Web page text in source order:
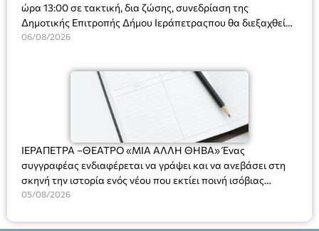
ώρα 13:00 σε τακτική, δια ζώσης, συνεδρίαση της
Δημοτικής Επιτροπής Δήμου Ιεράπετραςπου θα διεξαχθεί
στο Δημοτικό Κατάστημα, Δημοκρατίας 31 στην αίθουσα
και λήψη αποφάσεων στα παρακάτω θέματα:
06/08/2026
ΙΕΡΑΠΕΤΡΑ –ΘΕΑΤΡΟ «ΜΙΑ ΑΛΛΗ ΘΗΒΑ» Ένας
συγγραφέας ενδιαφέρεται να γράψει και να ανεβάσει στη
σκηνή την ιστορία ενός νέου που εκτίει ποινή ισόβιας
κάθειρξης για πατροκτονία. Ένα πολυβραβευμένο έργο για
ασθένεια, τον ερωτισμό. Ένα έργο αινιγματικό, συγκινητικό,
05/08/2026